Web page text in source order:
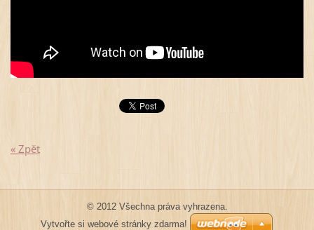
« Zpět
© 2012 Všechna práva vyhrazena.
Vytvořte si webové stránky zdarma!